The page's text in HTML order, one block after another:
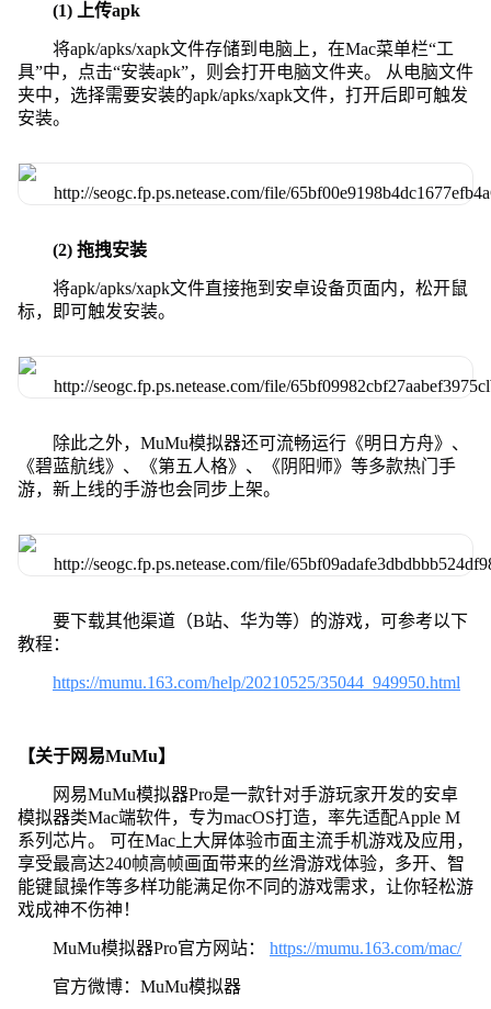
(1) 上传apk
将apk/apks/xapk文件存储到电脑上，在Mac菜单栏“工
具”中，点击“安装apk”，则会打开电脑文件夹。 从电脑文件
夹中，选择需要安装的apk/apks/xapk文件，打开后即可触发
安装。
(2) 拖拽安装
将apk/apks/xapk文件直接拖到安卓设备页面内，松开鼠
标，即可触发安装。
除此之外，MuMu模拟器还可流畅运行《明日方舟》、
《碧蓝航线》、《第五人格》、《阴阳师》等多款热门手
游，新上线的手游也会同步上架。
要下载其他渠道（B站、华为等）的游戏，可参考以下
教程：
https://mumu.163.com/help/20210525/35044_949950.html
【关于网易MuMu】
网易MuMu模拟器Pro是一款针对手游玩家开发的安卓
模拟器类Mac端软件，专为macOS打造，率先适配Apple M
系列芯片。 可在Mac上大屏体验市面主流手机游戏及应用，
享受最高达240帧高帧画面带来的丝滑游戏体验，多开、智
能键鼠操作等多样功能满足你不同的游戏需求，让你轻松游
戏成神不伤神！
MuMu模拟器Pro官方网站： https://mumu.163.com/mac/
官方微博：MuMu模拟器